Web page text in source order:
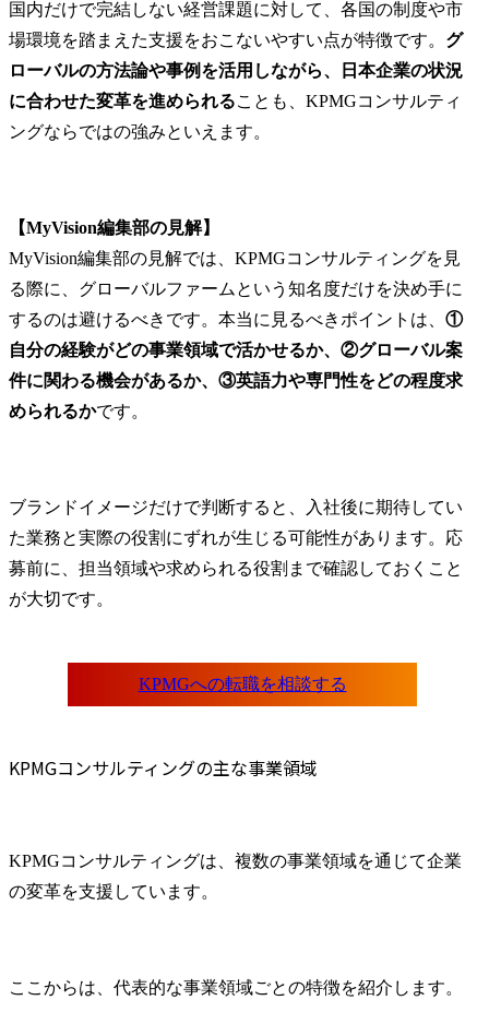
国内だけで完結しない経営課題に対して、各国の制度や市
場環境を踏まえた支援をおこないやすい点が特徴です。 グ
ローバルの方法論や事例を活用しながら、日本企業の状況
に合わせた変革を進められることも、KPMGコンサルティ
ングならではの強みといえます。
【MyVision編集部の見解】
MyVision編集部の見解では、KPMGコンサルティングを見
る際に、グローバルファームという知名度だけを決め手に
するのは避けるべきです。本当に見るべきポイントは、 ①
自分の経験がどの事業領域で活かせるか、②グローバル案
件に関わる機会があるか、③英語力や専門性をどの程度求
められるかです。
ブランドイメージだけで判断すると、入社後に期待してい
た業務と実際の役割にずれが生じる可能性があります。応
募前に、担当領域や求められる役割まで確認しておくこと
が大切です。
KPMGコンサルティングの主な事業領域
KPMGコンサルティングは、複数の事業領域を通じて企業
の変革を支援しています。
ここからは、代表的な事業領域ごとの特徴を紹介します。